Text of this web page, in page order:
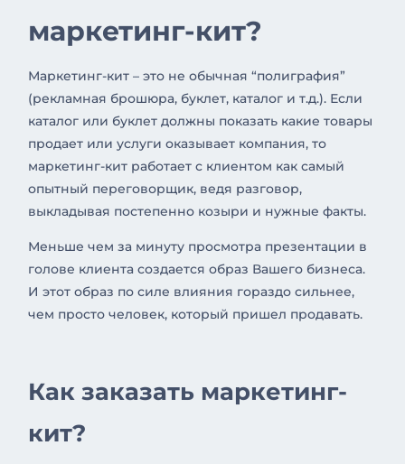
маркетинг-кит?
Маркетинг-кит – это не обычная “полиграфия”
(рекламная брошюра, буклет, каталог и т.д.). Если
каталог или буклет должны показать какие товары
продает или услуги оказывает компания, то
маркетинг-кит работает с клиентом как самый
опытный переговорщик, ведя разговор,
выкладывая постепенно козыри и нужные факты.
Меньше чем за минуту просмотра презентации в
голове клиента создается образ Вашего бизнеса.
И этот образ по силе влияния гораздо сильнее,
чем просто человек, который пришел продавать.
Как заказать маркетинг-
кит?